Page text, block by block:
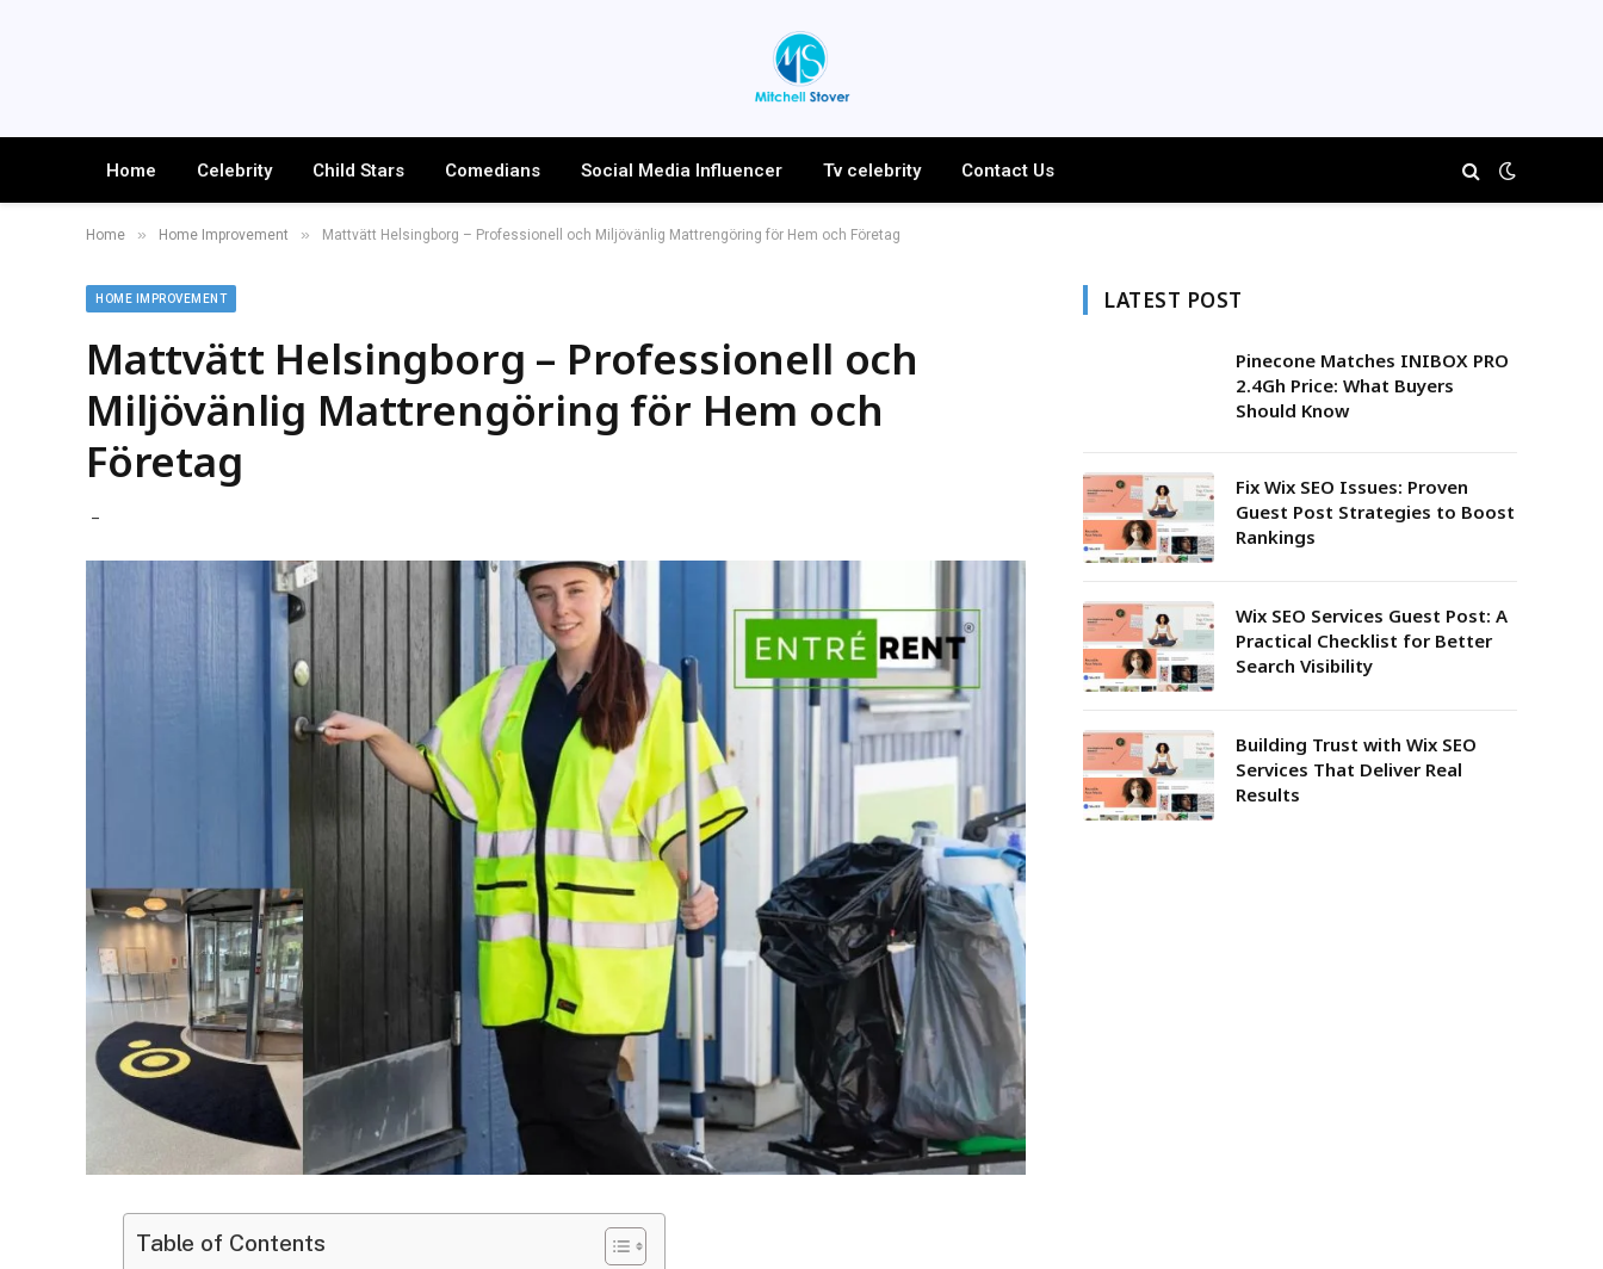
Home Celebrity Child Stars Comedians Social Media Influencer Tv celebrity Contact Us
Home » Home Improvement » Mattvätt Helsingborg – Professionell och Miljövänlig Mattrengöring för Hem och Företag
HOME IMPROVEMENT
Mattvätt Helsingborg – Professionell och
Miljövänlig Mattrengöring för Hem och
Företag
Table of Contents
LATEST POST
Pinecone Matches INIBOX PRO
2.4Gh Price: What Buyers
Should Know
Fix Wix SEO Issues: Proven
Guest Post Strategies to Boost
Rankings
Wix SEO Services Guest Post: A
Practical Checklist for Better
Search Visibility
Building Trust with Wix SEO
Services That Deliver Real
Results